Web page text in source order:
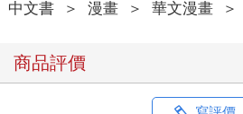
中文書 ＞ 漫畫 ＞ 華文漫畫 ＞
商品評價